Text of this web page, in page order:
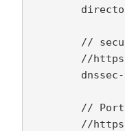
//
//
//
//